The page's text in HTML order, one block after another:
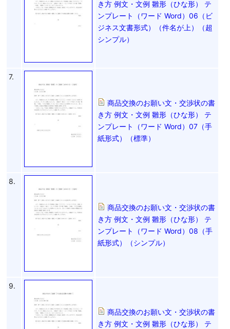
き方 例文・文例 雛形（ひな形） テ
ンプレート（ワード Word）06（ビ
ジネス文書形式）（件名が上）（超
シンプル）
7.
商品交換のお願い文・交渉状の書
き方 例文・文例 雛形（ひな形） テ
ンプレート（ワード Word）07（手
紙形式）（標準）
8.
商品交換のお願い文・交渉状の書
き方 例文・文例 雛形（ひな形） テ
ンプレート（ワード Word）08（手
紙形式）（シンプル）
9.
商品交換のお願い文・交渉状の書
き方 例文・文例 雛形（ひな形） テ